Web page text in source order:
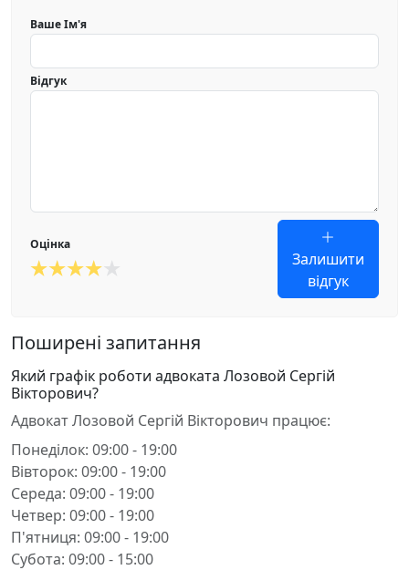
Ваше Ім'я
Відгук
Оцінка
Залишити
відгук
Поширені запитання
Який графік роботи адвоката Лозовой Сергій
Вікторович?
Адвокат Лозовой Сергій Вікторович працює:
Понеділок: 09:00 - 19:00
Вівторок: 09:00 - 19:00
Середа: 09:00 - 19:00
Четвер: 09:00 - 19:00
П'ятниця: 09:00 - 19:00
Субота: 09:00 - 15:00